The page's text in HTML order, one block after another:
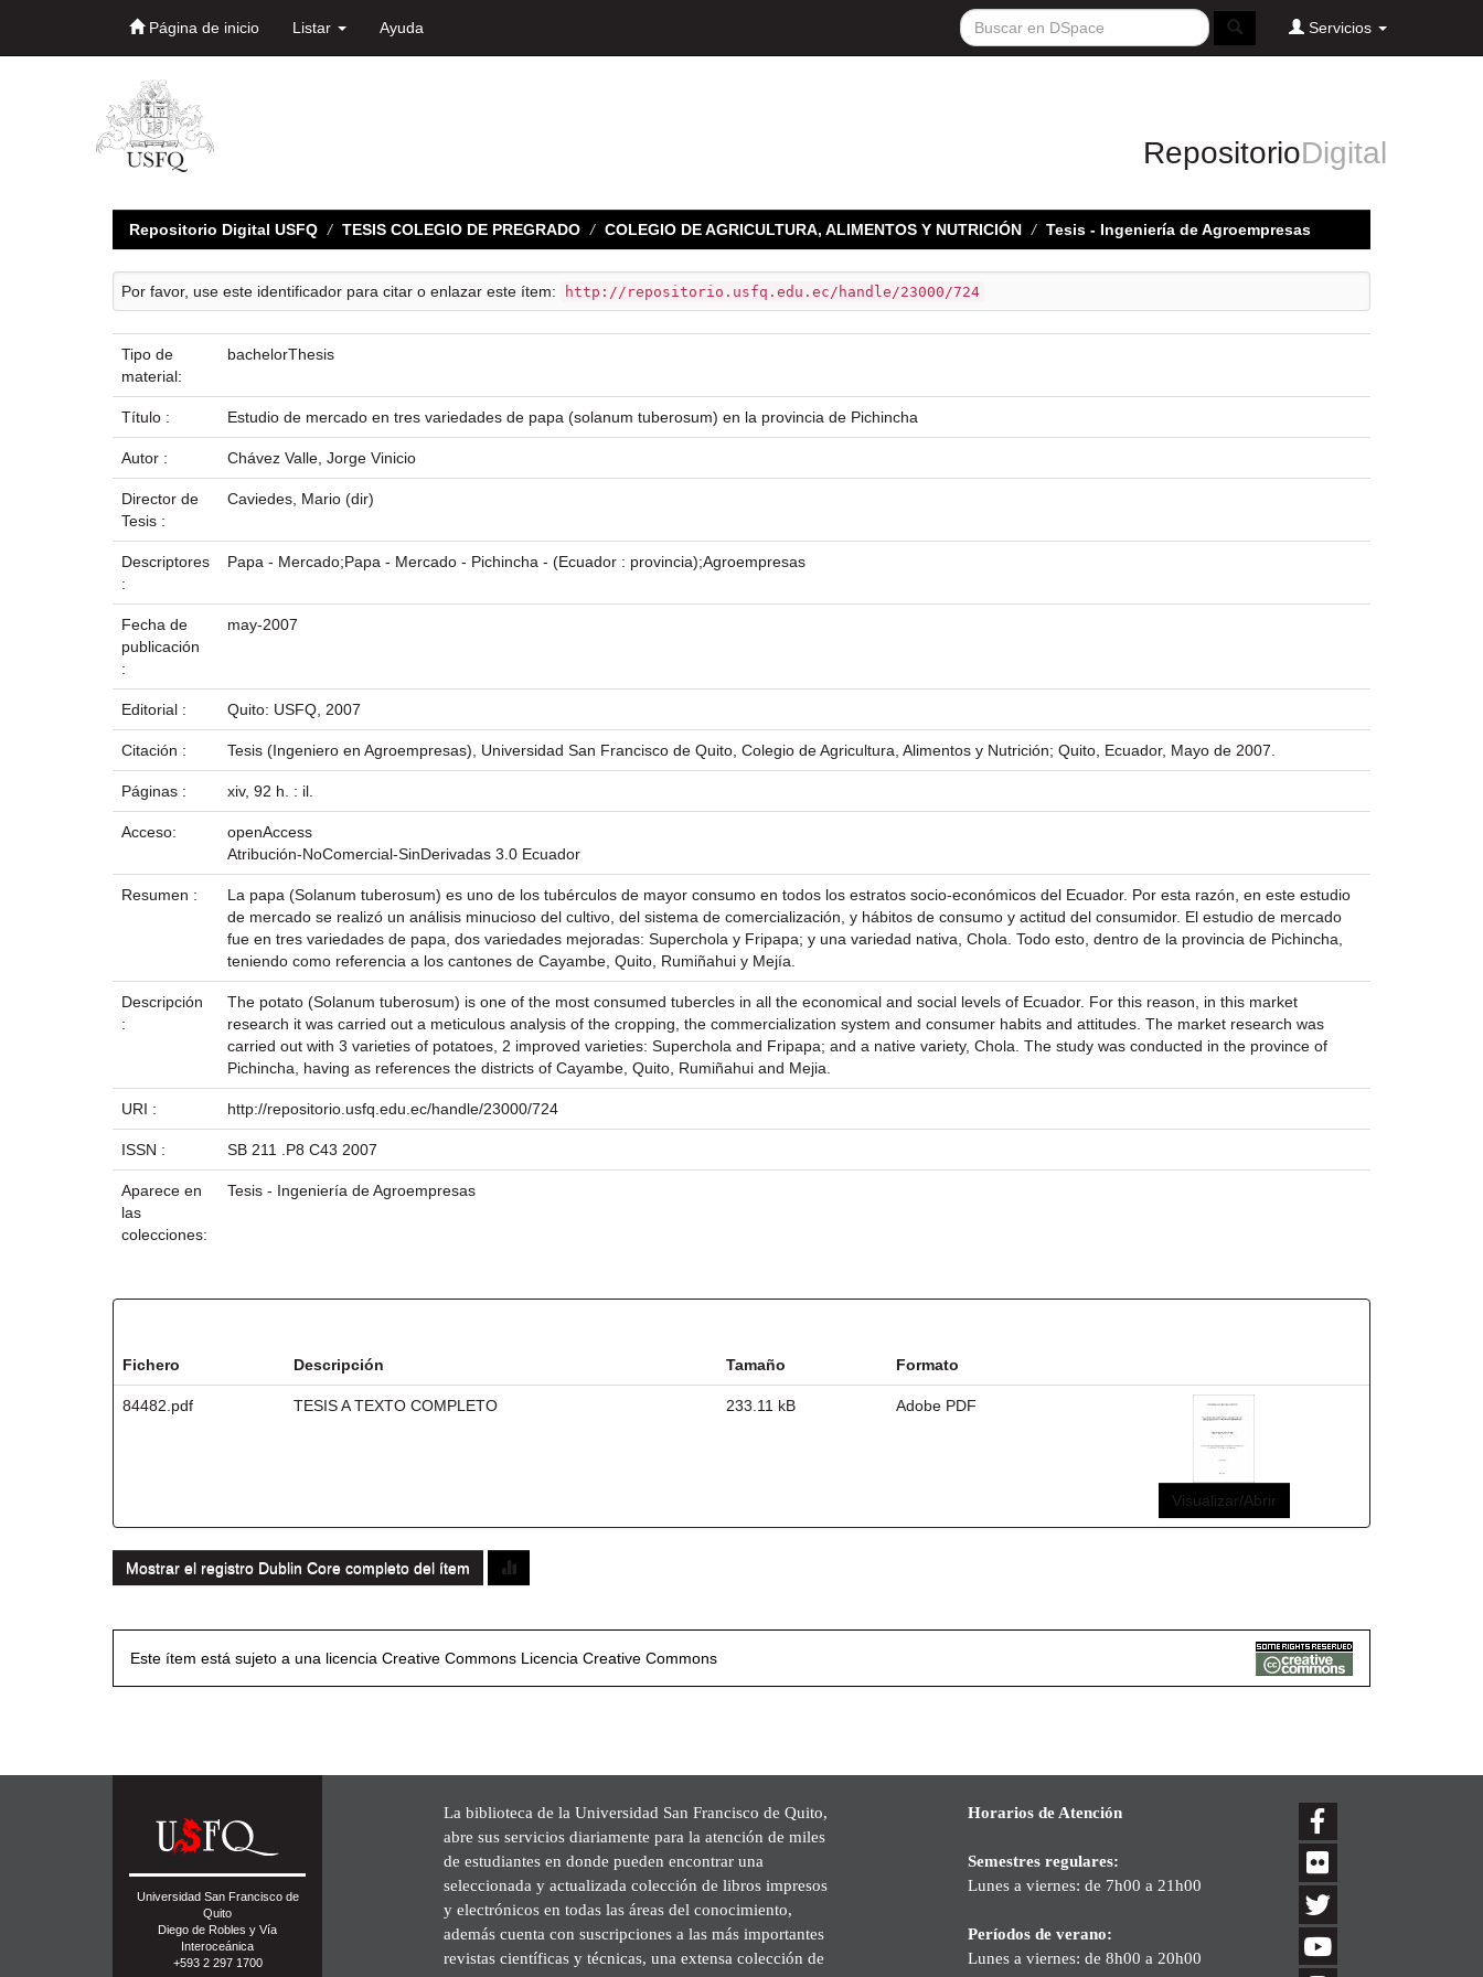
Página de inicio Listar Ayuda Servicios
RepositorioDigital
Repositorio Digital USFQ TESIS COLEGIO DE PREGRADO COLEGIO DE AGRICULTURA, ALIMENTOS Y NUTRICIÓN Tesis - Ingeniería de Agroempresas
Por favor, use este identificador para citar o enlazar este ítem: http://repositorio.usfq.edu.ec/handle/23000/724
Tipo de
material:
bachelorThesis
Título : Estudio de mercado en tres variedades de papa (solanum tuberosum) en la provincia de Pichincha
Autor : Chávez Valle, Jorge Vinicio
Director de
Tesis :
Caviedes, Mario (dir)
Descriptores
:
Papa - Mercado;Papa - Mercado - Pichincha - (Ecuador : provincia);Agroempresas
Fecha de
publicación
:
may-2007
Editorial : Quito: USFQ, 2007
Citación : Tesis (Ingeniero en Agroempresas), Universidad San Francisco de Quito, Colegio de Agricultura, Alimentos y Nutrición; Quito, Ecuador, Mayo de 2007.
Páginas : xiv, 92 h. : il.
Acceso:
openAccess
Atribución-NoComercial-SinDerivadas 3.0 Ecuador
Resumen :
La papa (Solanum tuberosum) es uno de los tubérculos de mayor consumo en todos los estratos socio-económicos del Ecuador. Por esta razón, en este estudio
de mercado se realizó un análisis minucioso del cultivo, del sistema de comercialización, y hábitos de consumo y actitud del consumidor. El estudio de mercado
fue en tres variedades de papa, dos variedades mejoradas: Superchola y Fripapa; y una variedad nativa, Chola. Todo esto, dentro de la provincia de Pichincha,
teniendo como referencia a los cantones de Cayambe, Quito, Rumiñahui y Mejía.
Descripción
:
The potato (Solanum tuberosum) is one of the most consumed tubercles in all the economical and social levels of Ecuador. For this reason, in this market
research it was carried out a meticulous analysis of the cropping, the commercialization system and consumer habits and attitudes. The market research was
carried out with 3 varieties of potatoes, 2 improved varieties: Superchola and Fripapa; and a native variety, Chola. The study was conducted in the province of
Pichincha, having as references the districts of Cayambe, Quito, Rumiñahui and Mejia.
URI : http://repositorio.usfq.edu.ec/handle/23000/724
ISSN : SB 211 .P8 C43 2007
Aparece en
las
colecciones:
Tesis - Ingeniería de Agroempresas
Fichero Descripción Tamaño Formato
84482.pdf TESIS A TEXTO COMPLETO 233.11 kB Adobe PDF
Visualizar/Abrir
Mostrar el registro Dublin Core completo del ítem
Este ítem está sujeto a una licencia Creative Commons Licencia Creative Commons
Universidad San Francisco de
Quito
Diego de Robles y Vía
Interoceánica
+593 2 297 1700
La biblioteca de la Universidad San Francisco de Quito,
abre sus servicios diariamente para la atención de miles
de estudiantes en donde pueden encontrar una
seleccionada y actualizada colección de libros impresos
y electrónicos en todas las áreas del conocimiento,
además cuenta con suscripciones a las más importantes
revistas científicas y técnicas, una extensa colección de
Horarios de Atención
Semestres regulares:
Lunes a viernes: de 7h00 a 21h00
Períodos de verano:
Lunes a viernes: de 8h00 a 20h00